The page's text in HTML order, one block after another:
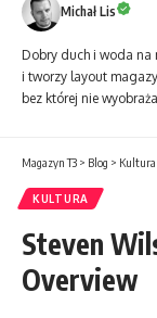
Michał Lis
Dobry duch i woda na
i tworzy layout
bez której nie
Magazyn T3 > Blog > Kultura
KULTURA
Steven
Overview